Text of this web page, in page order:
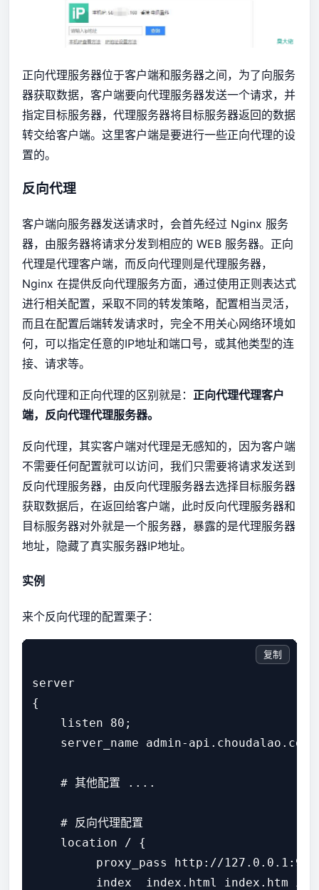
正向代理服务器位于客户端和服务器之间，为了向服务
器获取数据，客户端要向代理服务器发送一个请求，并
指定目标服务器，代理服务器将目标服务器返回的数据
转交给客户端。这里客户端是要进行一些正向代理的设
置的。
反向代理
客户端向服务器发送请求时，会首先经过 Nginx 服务
器，由服务器将请求分发到相应的 WEB 服务器。正向
代理是代理客户端，而反向代理则是代理服务器，
Nginx 在提供反向代理服务方面，通过使用正则表达式
进行相关配置，采取不同的转发策略，配置相当灵活，
而且在配置后端转发请求时，完全不用关心网络环境如
何，可以指定任意的IP地址和端口号，或其他类型的连
接、请求等。
反向代理和正向代理的区别就是： 正向代理代理客户
端，反向代理代理服务器。
反向代理，其实客户端对代理是无感知的，因为客户端
不需要任何配置就可以访问，我们只需要将请求发送到
反向代理服务器，由反向代理服务器去选择目标服务器
获取数据后，在返回给客户端，此时反向代理服务器和
目标服务器对外就是一个服务器，暴露的是代理服务器
地址，隐藏了真实服务器IP地址。
实例
来个反向代理的配置栗子：
server
{
    listen 80;
    server_name admin-api.choudalao.com;
    # 其他配置 ....
    # 反向代理配置
    location / {
proxy_pass http://
index  index.html index.htm
复制